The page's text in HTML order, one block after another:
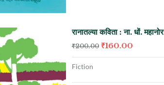
रानातल्या कविता : ना. धों. महानोर
₹200.00 ₹160.00
Fiction